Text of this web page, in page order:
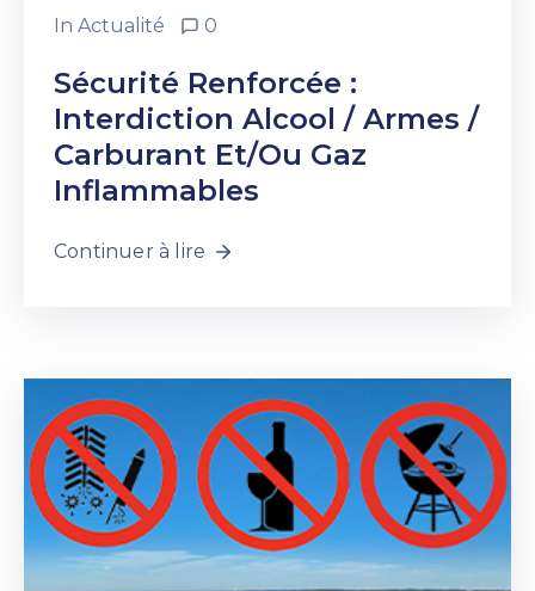
In Actualité 0
Sécurité Renforcée :
Interdiction Alcool / Armes /
Carburant Et/ou Gaz
Inflammables
Continuer à lire